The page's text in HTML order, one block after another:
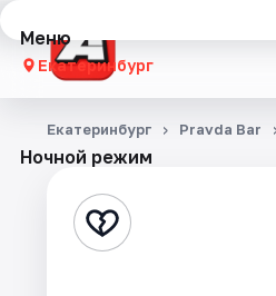
Меню
Екатеринбург
Концерты
Стендап
Ночной режим
Екатеринбург Pravda Bar